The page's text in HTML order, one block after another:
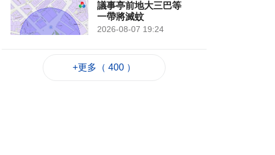
議事亭前地大三巴等
一帶將滅蚊
2026-08-07 19:24
7旬翁流感重症須深切
+更多（ 400 ）